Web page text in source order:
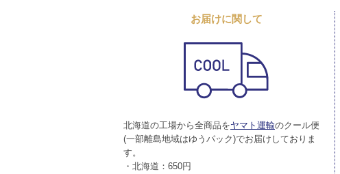
お届けに関して
北海道の工場から全商品をヤマト運輸のクール便
(一部離島地域はゆうパック)でお届けしておりま
す。
・北海道：650円